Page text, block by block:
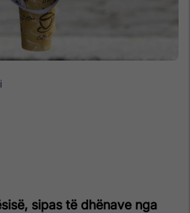
sipas të dhënave nga